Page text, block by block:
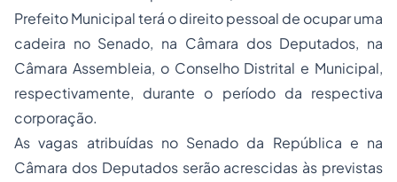
Prefeito Municipal terá o direito pessoal de ocupar uma
cadeira no Senado, na Câmara dos Deputados, na
Câmara Assembleia, o Conselho Distrital e Municipal,
respectivamente, durante o período da respectiva
corporação.
As vagas atribuídas no Senado da República e na
Câmara dos Deputados serão acrescidas às previstas